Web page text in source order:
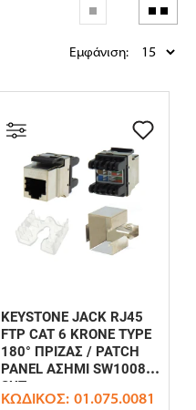
Εμφάνιση:
KEYSTONE JACK RJ45
FTP CAT 6 KRONE TYPE
180° ΠΡΙΖΑΣ / PATCH
PANEL ΑΣΗΜΙ SW1008S
SUT
ΚΩΔΙΚΌΣ: 01.075.0081